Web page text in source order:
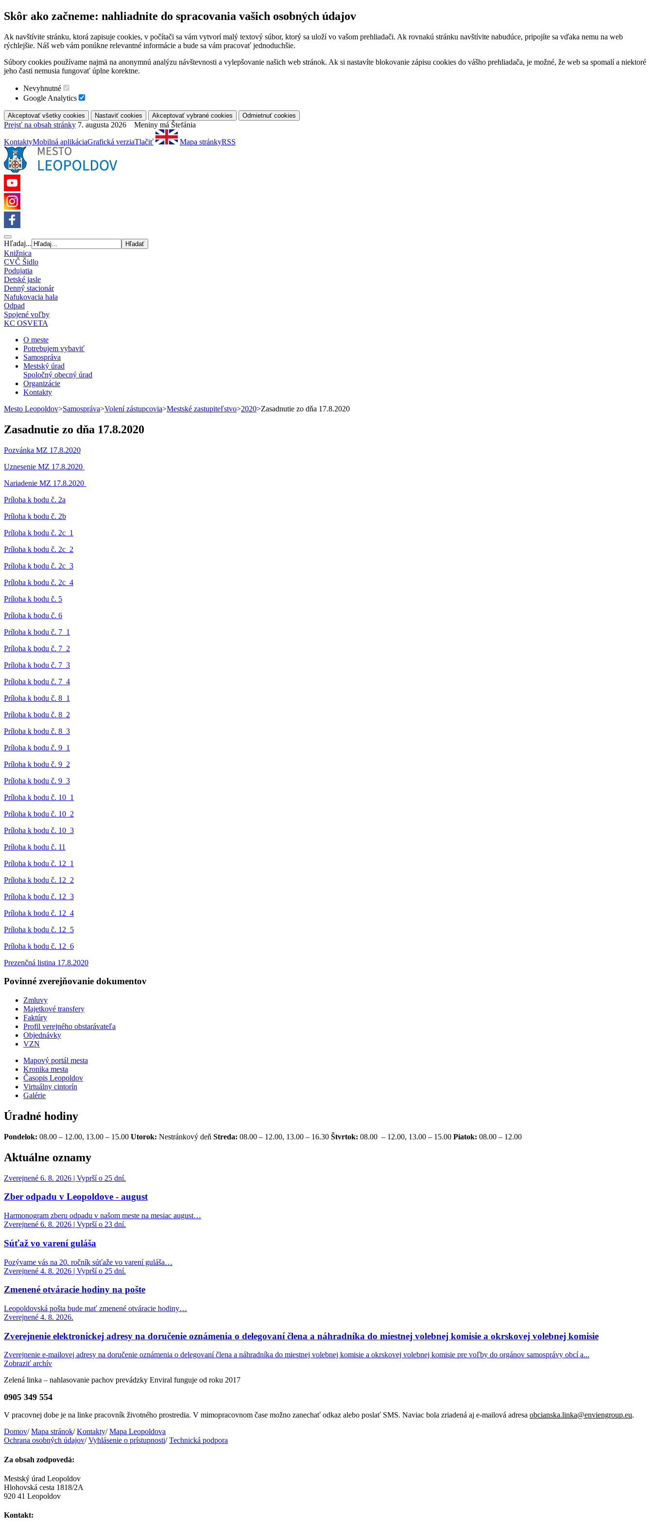
Skôr ako začneme: nahliadnite do spracovania vašich osobných údajov
Ak navštívite stránku, ktorá zapisuje cookies, v počítači sa vám vytvorí malý textový súbor, ktorý sa uloží vo vašom prehliadači. Ak rovnakú stránku navštívite nabudúce, pripojíte sa vďaka nemu na web
rýchlejšie. Náš web vám ponúkne relevantné informácie a bude sa vám pracovať jednoduchšie.
Súbory cookies používame najmä na anonymnú analýzu návštevnosti a vylepšovanie našich web stránok. Ak si nastavíte blokovanie zápisu cookies do vášho prehliadača, je možné, že web sa spomalí a niektoré
jeho časti nemusia fungovať úplne korektne.
Nevyhnutné
Google Analytics
Prejsť na obsah stránky 7. augusta 2026 Meniny má Štefánia
KontaktyMobilná aplikáciaGrafická verziaTlačiť Mapa stránkyRSS
Hľadaj...
Knižnica
CVČ Šidlo
Podujatia
Detské jasle
Denný stacionár
Nafukovacia hala
Odpad
Spojené voľby
KC OSVETA
O meste
Potrebujem vybaviť
Samospráva
Mestský úrad
Spoločný obecný úrad
Organizácie
Kontakty
Mesto Leopoldov>Samospráva>Volení zástupcovia>Mestské zastupiteľstvo>2020>Zasadnutie zo dňa 17.8.2020
Zasadnutie zo dňa 17.8.2020
Pozvánka MZ 17.8.2020
Uznesenie MZ 17.8.2020
Nariadenie MZ 17.8.2020
Príloha k bodu č. 2a
Príloha k bodu č. 2b
Príloha k bodu č. 2c_1
Príloha k bodu č. 2c_2
Príloha k bodu č. 2c_3
Príloha k bodu č. 2c_4
Príloha k bodu č. 5
Príloha k bodu č. 6
Príloha k bodu č. 7_1
Príloha k bodu č. 7_2
Príloha k bodu č. 7_3
Príloha k bodu č. 7_4
Príloha k bodu č. 8_1
Príloha k bodu č. 8_2
Príloha k bodu č. 8_3
Príloha k bodu č. 9_1
Príloha k bodu č. 9_2
Príloha k bodu č. 9_3
Príloha k bodu č. 10_1
Príloha k bodu č. 10_2
Príloha k bodu č. 10_3
Príloha k bodu č. 11
Príloha k bodu č. 12_1
Príloha k bodu č. 12_2
Príloha k bodu č. 12_3
Príloha k bodu č. 12_4
Príloha k bodu č. 12_5
Príloha k bodu č. 12_6
Prezenčná listina 17.8.2020
Povinné zverejňovanie dokumentov
Zmluvy
Majetkové transfery
Faktúry
Profil verejného obstarávateľa
Objednávky
VZN
Mapový portál mesta
Kronika mesta
Časopis Leopoldov
Virtuálny cintorín
Galérie
Úradné hodiny
Pondelok: 08.00 – 12.00, 13.00 – 15.00 Utorok: Nestránkový deň Streda: 08.00 – 12.00, 13.00 – 16.30 Štvrtok: 08.00 – 12.00, 13.00 – 15.00 Piatok: 08.00 – 12.00
Aktuálne oznamy
Zverejnené 6. 8. 2026 | Vyprší o 25 dní.
Zber odpadu v Leopoldove - august
Harmonogram zberu odpadu v našom meste na mesiac august…
Zverejnené 6. 8. 2026 | Vyprší o 23 dní.
Súťaž vo varení guláša
Pozývame vás na 20. ročník súťaže vo varení guláša…
Zverejnené 4. 8. 2026 | Vyprší o 25 dní.
Zmenené otváracie hodiny na pošte
Leopoldovská pošta bude mať zmenené otváracie hodiny…
Zverejnené 4. 8. 2026.
Zverejnenie elektronickej adresy na doručenie oznámenia o delegovaní člena a náhradníka do miestnej volebnej komisie a okrskovej volebnej komisie
Zverejnenie e-mailovej adresy na doručenie oznámenia o delegovaní člena a náhradníka do miestnej volebnej komisie a okrskovej volebnej komisie pre voľby do orgánov samosprávy obcí a...
Zobraziť archív
Zelená linka – nahlasovanie pachov prevádzky Enviral funguje od roku 2017
0905 349 554
V pracovnej dobe je na linke pracovník životného prostredia. V mimopracovnom čase možno zanechať odkaz alebo poslať SMS. Naviac bola zriadená aj e-mailová adresa obcianska.linka@enviengroup.eu.
Domov/ Mapa stránok/ Kontakty/ Mapa Leopoldova
Ochrana osobných údajov/ Vyhlásenie o prístupnosti/ Technická podpora
Za obsah zodpovedá:
Mestský úrad Leopoldov
Hlohovská cesta 1818/2A
920 41 Leopoldov
Kontakt: